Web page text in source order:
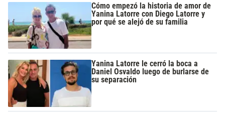
Cómo empezó la historia de amor de
Yanina Latorre con Diego Latorre y
por qué se alejó de su familia
Yanina Latorre le cerró la boca a
Daniel Osvaldo luego de burlarse de
su separación